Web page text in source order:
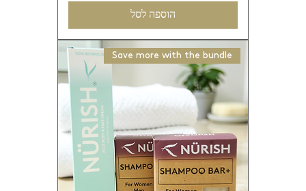
הוספה לסל
Save more with the bundle